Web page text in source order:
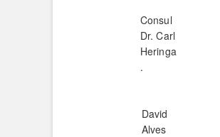
Consul
Dr. Carl
Heringa
.
David
Alves